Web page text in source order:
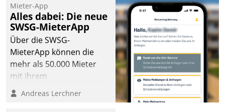
Mieter-App
Alles dabei: Die neue
SWSG-MieterApp
Über die SWSG-
MieterApp können die
mehr als 50.000 Mieter
mit ihrem
Wohnungsunternehmen
kommunizieren, auf dem
Andreas Lerchner